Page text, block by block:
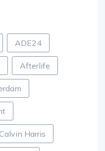
ADE24
Afterlife
Harris